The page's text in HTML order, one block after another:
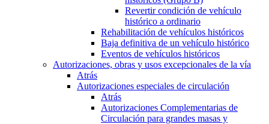
Revertir condición de vehículo
histórico a ordinario
Rehabilitación de vehículos históricos
Baja definitiva de un vehículo histórico
Eventos de vehículos históricos
Autorizaciones, obras y usos excepcionales de la vía
Atrás
Autorizaciones especiales de circulación
Atrás
Autorizaciones Complementarias de
Circulación para grandes masas y